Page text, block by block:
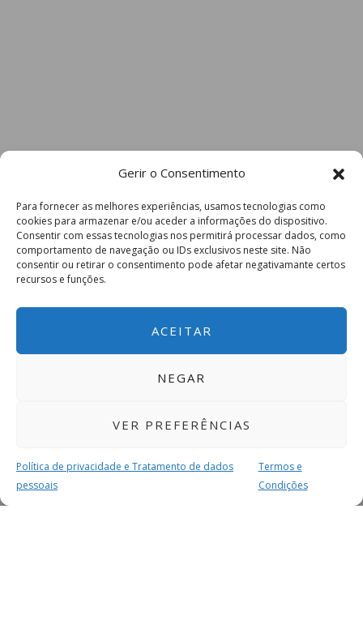
Gerir o Consentimento
Para fornecer as melhores experiências, usamos tecnologias como
cookies para armazenar e/ou aceder a informações do dispositivo.
Consentir com essas tecnologias nos permitirá processar dados, como
comportamento de navegação ou IDs exclusivos neste site. Não
consentir ou retirar o consentimento pode afetar negativamante certos
recursos e funções.
ACEITAR
NEGAR
VER PREFERÊNCIAS
Política de privacidade e Tratamento de dados
pessoais
Termos e
Condições